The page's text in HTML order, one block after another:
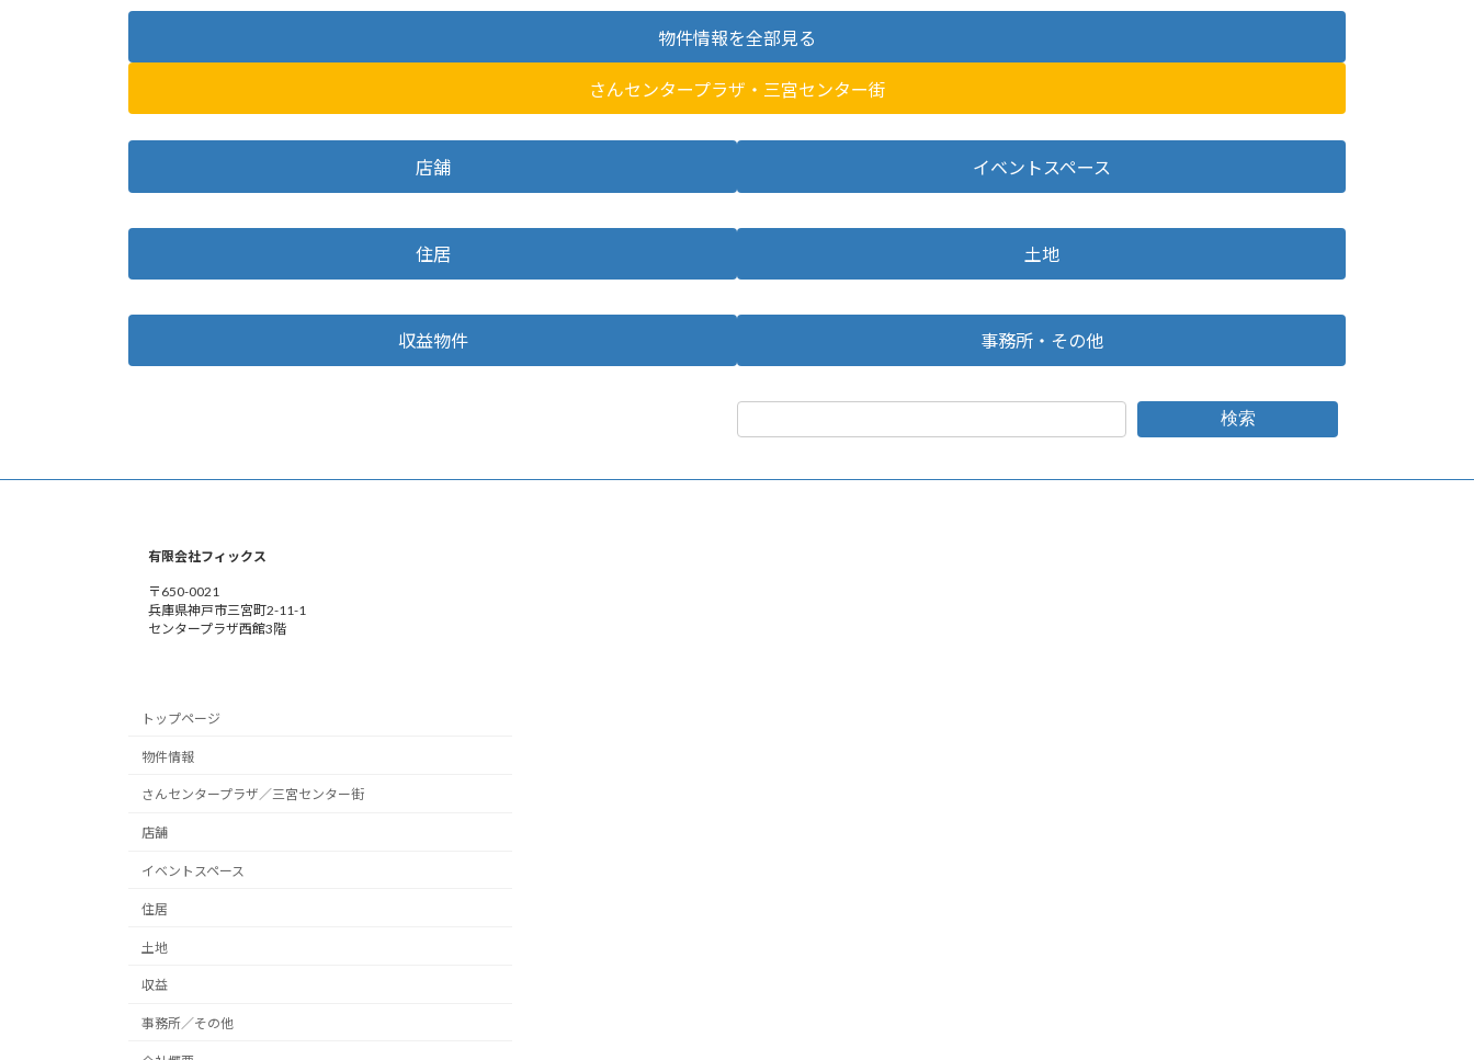
物件情報を全部見る
さんセンタープラザ・三宮センター街
店舗 イベントスペース
住居 土地
収益物件 事務所・その他
検索
有限会社フィックス
〒650-0021
兵庫県神戸市三宮町2-11-1
センタープラザ西館3階
トップページ
物件情報
さんセンタープラザ／三宮センター街
店舗
イベントスペース
住居
土地
収益
事務所／その他